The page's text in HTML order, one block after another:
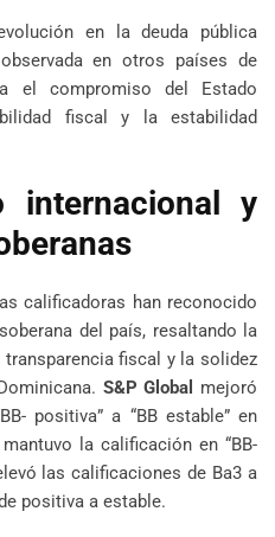
en la deuda pública
en otros países de
el compromiso del Estado
fiscal y la estabilidad
internacional y
calificadoras han reconocido
del país, resaltando la
fiscal y la solidez
S&P Global
mejoró
positiva” a “BB estable” en
mantuvo la calificación en “BB-
las calificaciones de Ba3 a
positiva a estable.